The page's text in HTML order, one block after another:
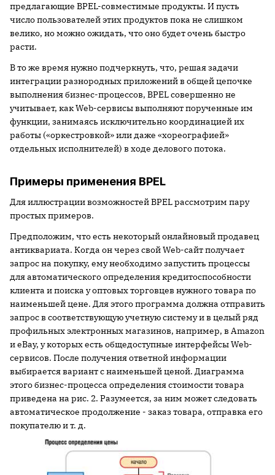
предлагающие BPEL-совместимые продукты. И пусть
число пользователей этих продуктов пока не слишком
велико, но можно ожидать, что оно будет очень быстро
расти.
В то же время нужно подчеркнуть, что, решая задачи
интеграции разнородных приложений в общей цепочке
выполнения бизнес-процессов, BPEL совершенно не
учитывает, как Web-сервисы выполняют порученные им
функции, занимаясь исключительно координацией их
работы («оркестровкой» или даже «хореографией»
отдельных исполнителей) в ходе делового потока.
Примеры применения BPEL
Для иллюстрации возможностей BPEL рассмотрим пару
простых примеров.
Предположим, что есть некоторый онлайновый продавец
антиквариата. Когда он через свой Web-сайт получает
запрос на покупку, ему необходимо запустить процессы
для автоматического определения кредитоспособности
клиента и поиска у оптовых торговцев нужного товара по
наименьшей цене. Для этого программа должна отправить
запрос в соответствующую учетную систему и в целый ряд
профильных электронных магазинов, например, в Amazon
и eBay, у которых есть общедоступные интерфейсы Web-
сервисов. После получения ответной информации
выбирается вариант с наименьшей ценой. Диаграмма
этого бизнес-процесса определения стоимости товара
приведена на рис. 2. Разумеется, за ним может следовать
автоматическое продолжение - заказ товара, отправка его
покупателю и т. д.